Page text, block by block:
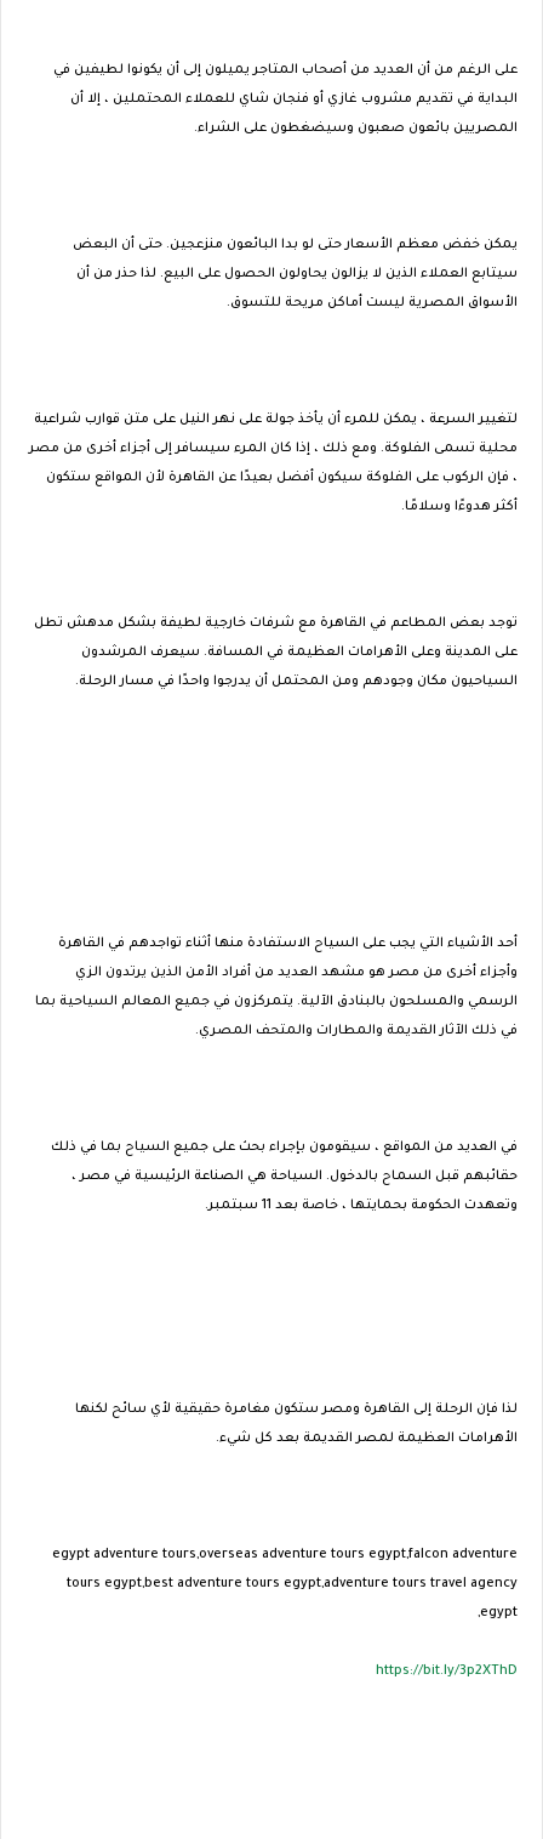
على الرغم من أن العديد من أصحاب المتاجر يميلون إلى أن يكونوا لطيفين في
البداية في تقديم مشروب غازي أو فنجان شاي للعملاء المحتملين ، إلا أن
المصريين بائعون صعبون وسيضغطون على الشراء.
يمكن خفض معظم الأسعار حتى لو بدا البائعون منزعجين. حتى أن البعض
سيتابع العملاء الذين لا يزالون يحاولون الحصول على البيع. لذا حذر من أن
الأسواق المصرية ليست أماكن مريحة للتسوق.
لتغيير السرعة ، يمكن للمرء أن يأخذ جولة على نهر النيل على متن قوارب شراعية
محلية تسمى الفلوكة. ومع ذلك ، إذا كان المرء سيسافر إلى أجزاء أخرى من مصر
، فإن الركوب على الفلوكة سيكون أفضل بعيدًا عن القاهرة لأن المواقع ستكون
أكثر هدوءًا وسلامًا.
توجد بعض المطاعم في القاهرة مع شرفات خارجية لطيفة بشكل مدهش تطل
على المدينة وعلى الأهرامات العظيمة في المسافة. سيعرف المرشدون
السياحيون مكان وجودهم ومن المحتمل أن يدرجوا واحدًا في مسار الرحلة.
أحد الأشياء التي يجب على السياح الاستفادة منها أثناء تواجدهم في القاهرة
وأجزاء أخرى من مصر هو مشهد العديد من أفراد الأمن الذين يرتدون الزي
الرسمي والمسلحون بالبنادق الآلية. يتمركزون في جميع المعالم السياحية بما
في ذلك الآثار القديمة والمطارات والمتحف المصري.
في العديد من المواقع ، سيقومون بإجراء بحث على جميع السياح بما في ذلك
حقائبهم قبل السماح بالدخول. السياحة هي الصناعة الرئيسية في مصر ،
وتعهدت الحكومة بحمايتها ، خاصة بعد 11 سبتمبر.
لذا فإن الرحلة إلى القاهرة ومصر ستكون مغامرة حقيقية لأي سائح لكنها
الأهرامات العظيمة لمصر القديمة بعد كل شيء.
egypt adventure tours,overseas adventure tours egypt,falcon adventure
tours egypt,best adventure tours egypt,adventure tours travel agency
egypt,
https://bit.ly/3p2XThD